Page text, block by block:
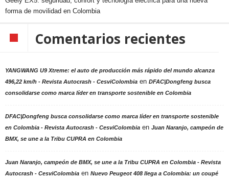
forma de movilidad en Colombia
Comentarios recientes
YANGWANG U9 Xtreme: el auto de producción más rápido del mundo alcanza
496,22 km/h - Revista Autocrash - CesviColombia en DFAC|Dongfeng busca
consolidarse como marca líder en transporte sostenible en Colombia
DFAC|Dongfeng busca consolidarse como marca líder en transporte sostenible
en Colombia - Revista Autocrash - CesviColombia en Juan Naranjo, campeón de
BMX, se une a la Tribu CUPRA en Colombia
Juan Naranjo, campeón de BMX, se une a la Tribu CUPRA en Colombia - Revista
Autocrash - CesviColombia en Nuevo Peugeot 408 llega a Colombia: un coupé